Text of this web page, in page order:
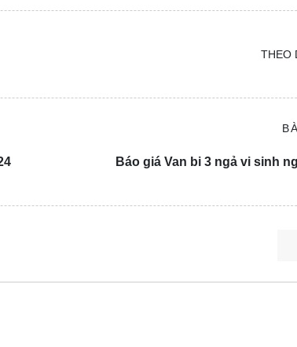
THEO
Báo giá Van bi 3 ngả vi sinh